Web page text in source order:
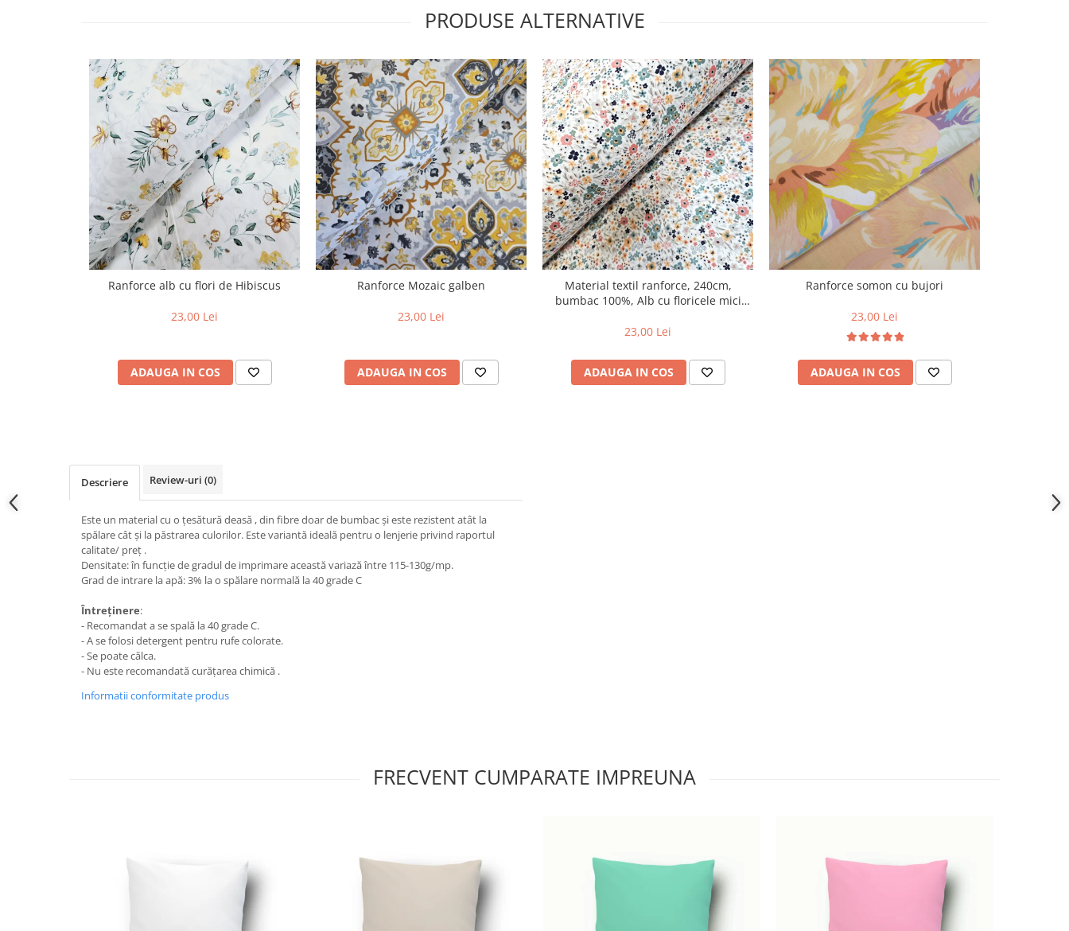
PRODUSE ALTERNATIVE
Ranforce alb cu flori de Hibiscus
23,00 Lei
ADAUGA IN COS
Ranforce Mozaic galben
23,00 Lei
ADAUGA IN COS
Material textil ranforce, 240cm,
bumbac 100%, Alb cu floricele mici
23,00 Lei
ADAUGA IN COS
Ranforce somon cu bujori
23,00 Lei
ADAUGA IN COS
Descriere Review-uri (0)
Este un material cu o țesătură deasă , din fibre doar de bumbac și este rezistent atât la
spălare cât și la păstrarea culorilor. Este variantă ideală pentru o lenjerie privind raportul
calitate/ preț .
Densitate: în funcție de gradul de imprimare această variază între 115-130g/mp.
Grad de intrare la apă: 3% la o spălare normală la 40 grade C
Întreținere:
- Recomandat a se spală la 40 grade C.
- A se folosi detergent pentru rufe colorate.
- Se poate călca.
- Nu este recomandată curățarea chimică .
Informatii conformitate produs
FRECVENT CUMPARATE IMPREUNA